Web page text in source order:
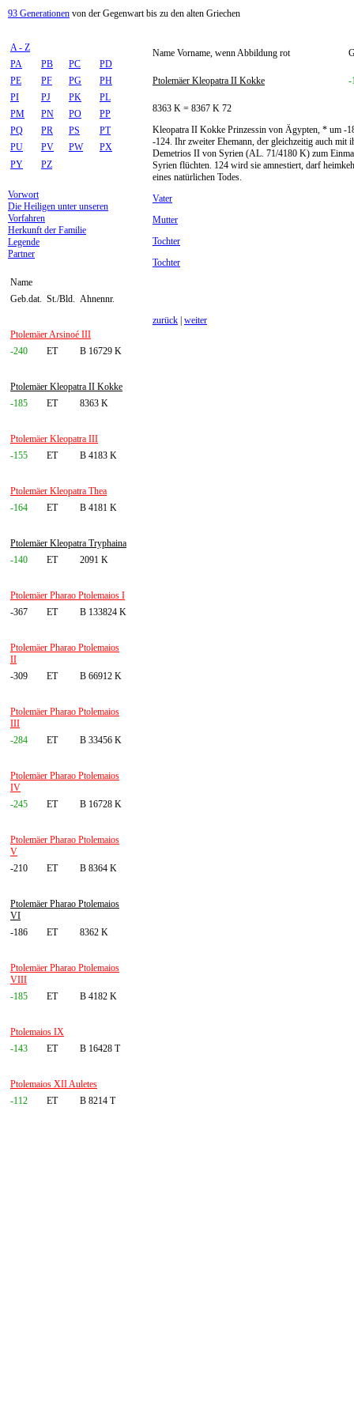
93 Generationen von der Gegenwart bis zu den alten Griechen
A - Z
PA
PB PC
PD
PE
PF PG
PH
PI
PJ PK
PL
PM
PN PO
PP
PQ
PR PS
PT
PU
PV PW
PX
PY
PZ
Vorwort
Die Heiligen unter unseren
Vorfahren
Herkunft der Familie
Legende
Partner
Name
Geb.dat. St./Bld. Ahnennr.
Ptolemäer Arsinoé III
-240
ET B 16729 K
Ptolemäer Kleopatra II Kokke
-185
ET 8363 K
Ptolemäer Kleopatra III
-155
ET B 4183 K
Ptolemäer Kleopatra Thea
-164
ET B 4181 K
Ptolemäer Kleopatra Tryphaina
-140
ET 2091 K
Ptolemäer Pharao Ptolemaios I
-367
ET B 133824 K
Ptolemäer Pharao Ptolemaios
II
-309
ET B 66912 K
Ptolemäer Pharao Ptolemaios
III
-284
ET B 33456 K
Ptolemäer Pharao Ptolemaios
IV
-245
ET B 16728 K
Ptolemäer Pharao Ptolemaios
V
-210
ET B 8364 K
Ptolemäer Pharao Ptolemaios
VI
-186
ET 8362 K
Ptolemäer Pharao Ptolemaios
VIII
-185
ET B 4182 K
Ptolemaios IX
-143
ET B 16428 T
Ptolemaios XII Auletes
-112
ET B 8214 T
Name Vorname, wenn Abbildung rot
Ptolemäer Kleopatra II Kokke -
8363 K = 8367 K 72
Kleopatra II Kokke Prinzessin von Ägypten, * um -
-124. Ihr zweiter Ehemann, der gleichzeitig auch mit
Demetrios II von Syrien (AL. 71/4180 K) zum
Syrien flüchten. 124 wird sie amnestiert, darf
eines natürlichen Todes.
Vater
Mutter
Tochter
Tochter
zurück weiter